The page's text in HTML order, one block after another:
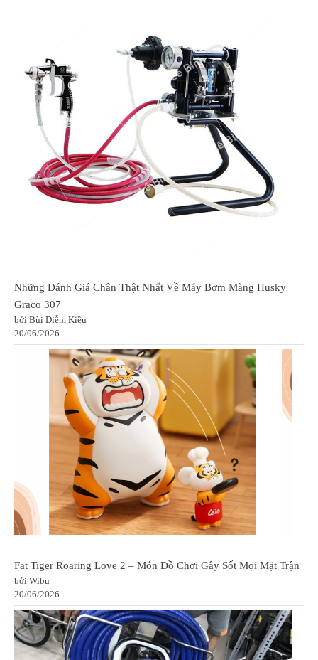
Những Đánh Giá Chân Thật Nhất Về Máy Bơm Màng Husky
Graco 307
bởi Bùi Diễm Kiều
20/06/2026
Fat Tiger Roaring Love 2 – Món Đồ Chơi Gây Sốt Mọi Mặt Trận
bởi Wibu
20/06/2026